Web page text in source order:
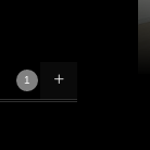
1